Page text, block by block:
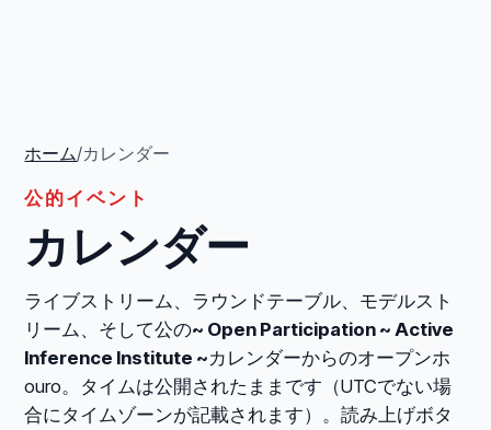
ホーム/カレンダー
公的イベント
カレンダー
ライブストリーム、ラウンドテーブル、モデルスト
リーム、そして公の~ Open Participation ~ Active
Inference Institute ~カレンダーからのオープンホ
ouro。タイムは公開されたままです（UTCでない場
合にタイムゾーンが記載されます）。読み上げボタ